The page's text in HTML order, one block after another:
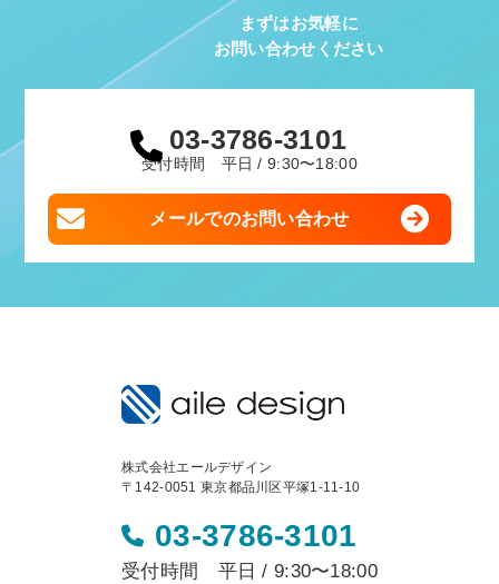
まずはお気軽に
お問い合わせください
03-3786-3101
受付時間 平日 / 9:30〜18:00
メールでのお問い合わせ
株式会社エールデザイン
〒142-0051 東京都品川区平塚1-11-10
03-3786-3101
受付時間 平日 / 9:30〜18:00